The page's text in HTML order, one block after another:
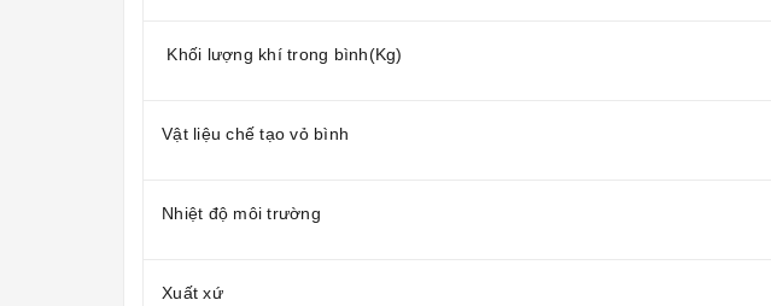
Khối lượng khí trong bình(Kg)
Vật liệu chế tạo vỏ bình
Nhiệt độ môi trường
Xuất xứ